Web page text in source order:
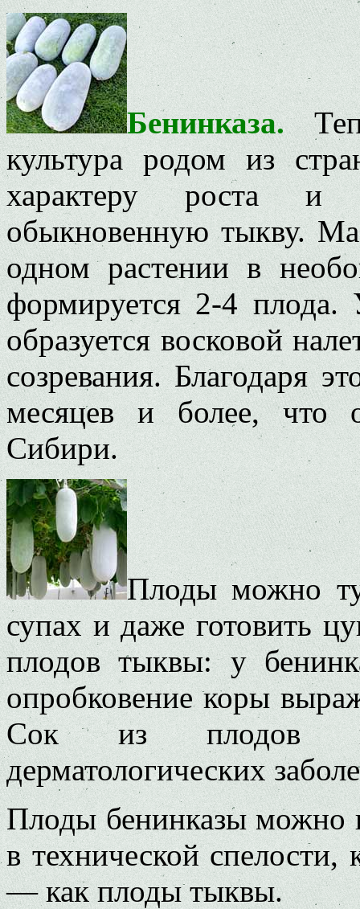
Бенинказа.
культура родом из
характеру роста и
обыкновенную тыкву.
одном растении в
формируется 2-4
образуется восковой
созревания. Благодаря
месяцев и более, что
Сибири.
Плоды можно
супах и даже готовить
плодов тыквы: у
опробковение коры
Сок из плодов
дерматологических
Плоды бенинказы можно
в технической спелости,
— как плоды тыквы.